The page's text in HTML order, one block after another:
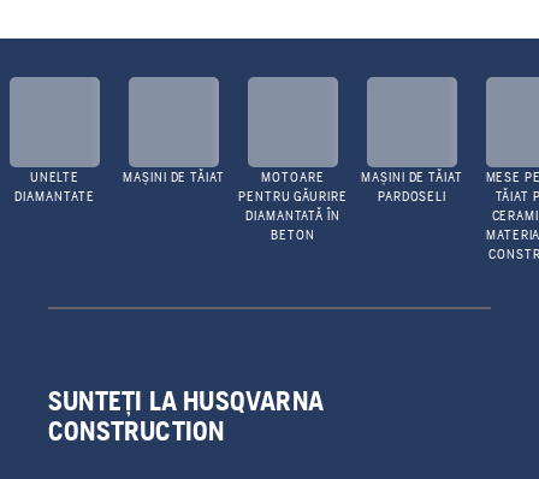
UNELTE
DIAMANTATE
MAȘINI DE TĂIAT
MOTOARE
PENTRU GĂURIRE
DIAMANTATĂ ÎN
BETON
MAȘINI DE TĂIAT
PARDOSELI
MESE
TĂIAT
SUNTEȚI LA HUSQVARNA
CONSTRUCTION